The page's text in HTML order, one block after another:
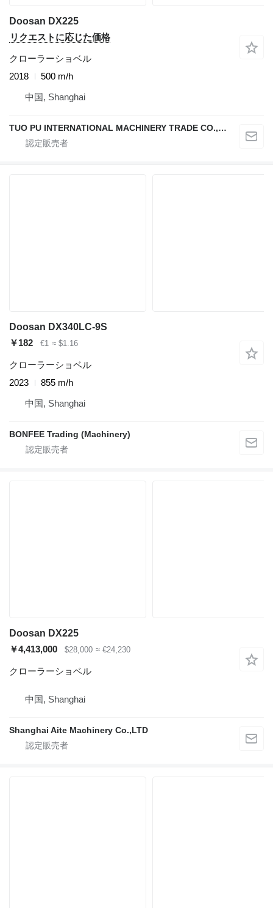
Doosan DX225
リクエストに応じた価格
クローラーショベル
2018
500 m/h
中国, Shanghai
TUO PU INTERNATIONAL MACHINERY TRADE CO., LTD
Doosan DX340LC-9S
￥182
€1 ≈ $1.16
クローラーショベル
2023
855 m/h
中国, Shanghai
BONFEE Trading (Machinery)
Doosan DX225
￥4,413,000
$28,000 ≈ €24,230
クローラーショベル
中国, Shanghai
Shanghai Aite Machinery Co.,LTD